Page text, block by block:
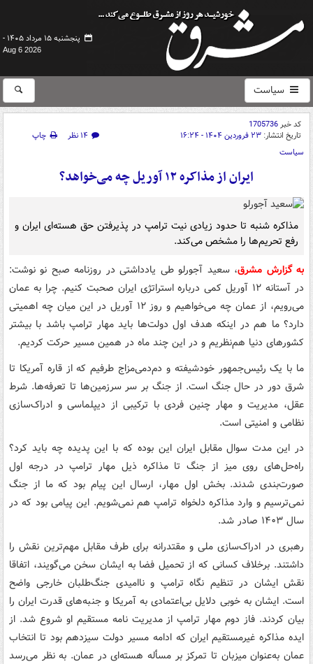
پنجشنبه ۱۵ مرداد ۱۴۰۵ -
Aug 6 2026
سیاست
کد خبر1705736
تاریخ انتشار: ۲۳ فروردین ۱۴۰۴ - ۱۶:۲۴ ۱۴ نظر
چاپ
سیاست
ایران از مذاکره ۱۲ آوریل چه می‌خواهد؟
مذاکره شنبه تا حدود زیادی نیت ترامپ در پذیرفتن حق هسته‌ای ایران و
رفع تحریم‌ها را مشخص می‌کند.
به گزارش مشرق، سعید آجورلو طی یادداشتی در روزنامه صبح نو نوشت:
در آستانه ۱۲ آوریل کمی درباره استراتژی ایران صحبت کنیم. چرا به عمان
می‌رویم، از عمان چه می‌خواهیم و روز ۱۲ آوریل در این میان چه اهمیتی
دارد؟ ما هم در اینکه هدف اول دولت‌ها باید مهار ترامپ باشد با بیشتر
کشورهای دنیا هم‌نظریم و در این چند ماه در همین مسیر حرکت کردیم.
ما با یک رئیس‌جمهور خودشیفته و دم‌دمی‌مزاج طرفیم که از قاره آمریکا تا
شرق دور در حال جنگ است. از جنگ بر سر سرزمین‌ها تا تعرفه‌ها. شرط
عقل، مدیریت و مهار چنین فردی با ترکیبی از دیپلماسی و ادراک‌سازی
نظامی و امنیتی است.
در این مدت سوال مقابل ایران این بوده که با این پدیده چه باید کرد؟
راه‌حل‌های روی میز از جنگ تا مذاکره ذیل مهار ترامپ در درجه اول
صورت‌بندی شدند. بخش اول مهار، ارسال این پیام بود که ما از جنگ
نمی‌ترسیم و وارد مذاکره دلخواه ترامپ هم نمی‌شویم. این پیامی بود که در
سال ۱۴۰۳ صادر شد.‏
رهبری در ادراک‌سازی ملی و مقتدرانه برای طرف مقابل مهم‌ترین نقش را
داشتند. برخلاف کسانی که از تحمیل فضا به ایشان سخن می‌گویند، اتفاقا
نقش ایشان در تنظیم نگاه ترامپ و ناامیدی جنگ‌طلبان خارجی واضح
است. ایشان به خوبی دلایل بی‌اعتمادی به آمریکا و جنبه‌های قدرت ایران را
بیان کردند. فاز دوم مهار ترامپ از مدیریت نامه مستقیم او شروع شد. از
ایده مذاکره غیرمستقیم ایران که ادامه مسیر دولت سیزدهم بود تا انتخاب
عمان به‌عنوان میزبان تا تمرکز بر مسأله هسته‌ای در عمان. به نظر می‌رسد